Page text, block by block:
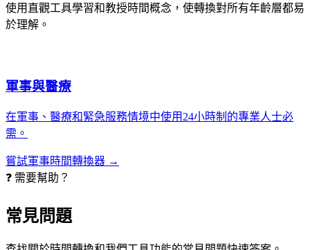
使用直觀工具學習和教授時間概念，使轉換對所有年齡層都易
於理解。
軍事與醫療
在軍事、醫療和緊急服務情境中使用24小時制的專業人士必
需。
嘗試軍事時間轉換器 →
❓ 需要幫助？
常見問題